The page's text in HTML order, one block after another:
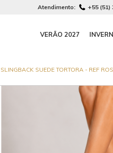
Atendimento: +55 (51)
VERÃO 2027
SLINGBACK SUEDE TORTORA - REF